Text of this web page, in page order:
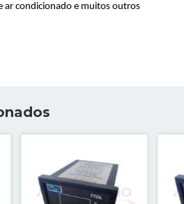
ar condicionado e muitos outros